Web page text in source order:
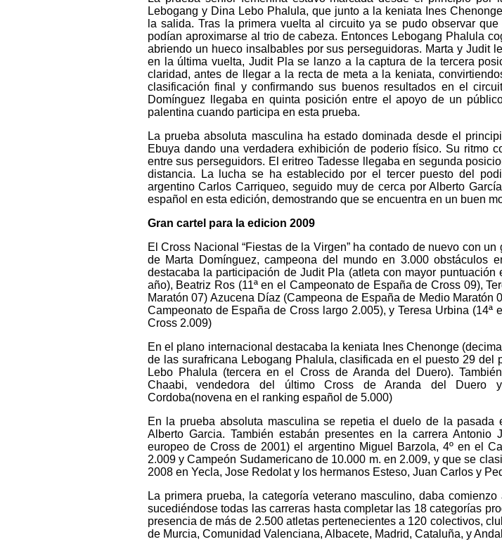
Lebogang y Dina Lebo Phalula, que junto a la keniata Ines
la salida. Tras la primera vuelta al circuito ya se pudo observar
podían aproximarse al trio de cabeza. Entonces Lebogang Phalula
abriendo un hueco insalbables por sus perseguidoras. Marta y Judit
en la última vuelta, Judit Pla se lanzo a la captura de la tercera
claridad, antes de llegar a la recta de meta a la keniata,
clasificación final y confirmando sus buenos resultados en el
Domínguez llegaba en quinta posición entre el apoyo de un
palentina cuando participa en esta prueba.
La prueba absoluta masculina ha estado dominada desde el
Ebuya dando una verdadera exhibición de poderio físico. Su ritmo
entre sus perseguidors. El eritreo Tadesse llegaba en segunda
distancia. La lucha se ha establecido por el tercer puesto del
argentino Carlos Carriqueo, seguido muy de cerca por Alberto
español en esta edición, demostrando que se encuentra en un buen
Gran cartel para la edicion 2009
El Cross Nacional “Fiestas de la Virgen” ha contado de nuevo con
de Marta Domínguez, campeona del mundo en 3.000 obstáculos
destacaba la participación de Judit Pla (atleta con mayor
año), Beatriz Ros (11ª en el Campeonato de España de Cross 09),
Maratón 07) Azucena Díaz (Campeona de España de Medio Maratón
Campeonato de España de Cross largo 2.005), y Teresa Urbina (14ª
Cross 2.009)
En el plano internacional destacaba la keniata Ines Chenonge
de las surafricana Lebogang Phalula, clasificada en el puesto 29 del
Lebo Phalula (tercera en el Cross de Aranda del Duero).
Chaabi, vendedora del último Cross de Aranda del Duero
Cordoba(novena en el ranking español de 5.000)
En la prueba absoluta masculina se repetia el duelo de la pasada
Alberto Garcia. También estabán presentes en la carrera Antonio
europeo de Cross de 2001) el argentino Miguel Barzola, 4º en el
2.009 y Campeón Sudamericano de 10.000 m. en 2.009, y que se
2008 en Yecla, Jose Redolat y los hermanos Esteso, Juan Carlos y
La primera prueba, la categoría veterano masculino, daba
sucediéndose todas las carreras hasta completar las 18 categorías
presencia de más de 2.500 atletas pertenecientes a 120 colectivos,
de Murcia, Comunidad Valenciana, Albacete, Madrid, Cataluña, y